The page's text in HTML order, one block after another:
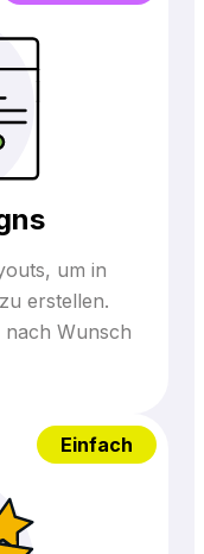
um in
erstellen.
nach Wunsch
Einfach